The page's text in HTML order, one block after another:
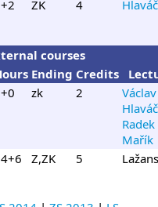
ZK 4
courses
Ending Credits
zk 2
Václav
Radek
Mařík
Z,ZK 5